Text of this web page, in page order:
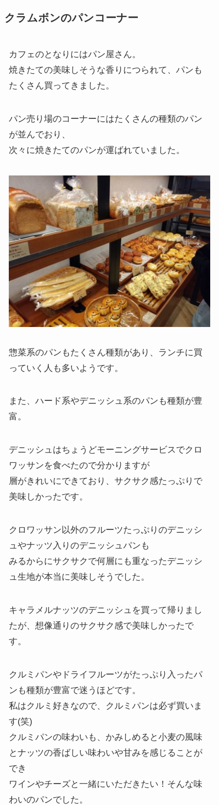
クラムボンのパンコーナー
カフェのとなりにはパン屋さん。
焼きたての美味しそうな香りにつられて、パンも
たくさん買ってきました。
パン売り場のコーナーにはたくさんの種類のパン
が並んでおり、
次々に焼きたてのパンが運ばれていました。
惣菜系のパンもたくさん種類があり、ランチに買
っていく人も多いようです。
また、ハード系やデニッシュ系のパンも種類が豊
富。
デニッシュはちょうどモーニングサービスでクロ
ワッサンを食べたので分かりますが
層がきれいにできており、サクサク感たっぷりで
美味しかったです。
クロワッサン以外のフルーツたっぷりのデニッシ
ュやナッツ入りのデニッシュパンも
みるからにサクサクで何層にも重なったデニッシ
ュ生地が本当に美味しそうでした。
キャラメルナッツのデニッシュを買って帰りまし
たが、想像通りのサクサク感で美味しかったで
す。
クルミパンやドライフルーツがたっぷり入ったパ
ンも種類が豊富で迷うほどです。
私はクルミ好きなので、クルミパンは必ず買いま
す(笑)
クルミパンの味わいも、かみしめると小麦の風味
とナッツの香ばしい味わいや甘みを感じることが
でき
ワインやチーズと一緒にいただきたい！そんな味
わいのパンでした。